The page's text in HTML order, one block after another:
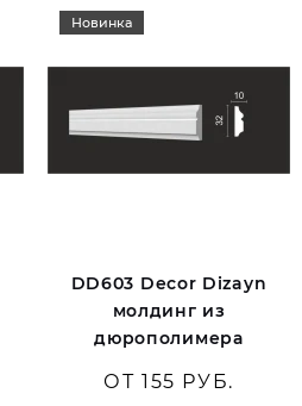
Новинка
DD603 Decor Dizayn
молдинг из
дюрополимера
ОТ 155 РУБ.